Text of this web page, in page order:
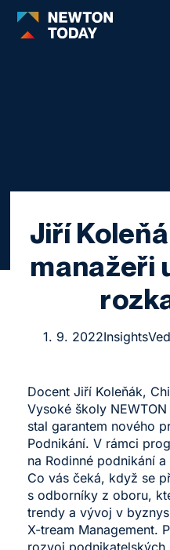
Jiří
manažeři
1. 9. 2022Insights
Docent Jiří Koleňák,
Vysoké školy
stal garantem nového
Podnikání. V rámci
na Rodinné podnikání
Co vás čeká, když se
s odborníky z oboru,
trendy a vývoj v
X-tream Management.
rozvoj podnikatelských